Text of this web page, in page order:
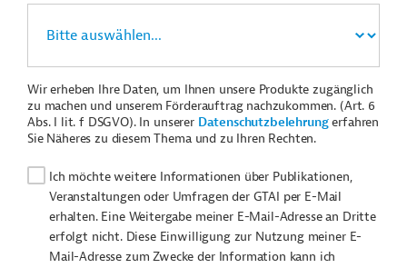
Wir erheben Ihre Daten, um Ihnen unsere Produkte zugänglich
zu machen und unserem Förderauftrag nachzukommen. (Art. 6
Abs. I lit. f DSGVO). In unserer Datenschutzbelehrungerfahren
Sie Näheres zu diesem Thema und zu Ihren Rechten.
Ich möchte weitere Informationen über Publikationen,
Veranstaltungen oder Umfragen der GTAI per E-Mail
erhalten. Eine Weitergabe meiner E-Mail-Adresse an Dritte
erfolgt nicht. Diese Einwilligung zur Nutzung meiner E-
Mail-Adresse zum Zwecke der Information kann ich